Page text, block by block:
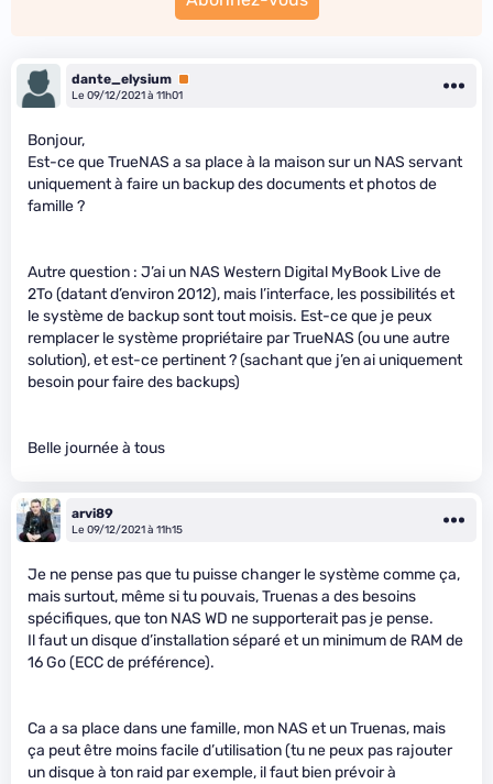
dante_elysium Premium
Le 09/12/2021 à 11h01
Bonjour,
Est-ce que TrueNAS a sa place à la maison sur un NAS servant
uniquement à faire un backup des documents et photos de
famille ?
Autre question : J’ai un NAS Western Digital MyBook Live de
2To (datant d’environ 2012), mais l’interface, les possibilités et
le système de backup sont tout moisis. Est-ce que je peux
remplacer le système propriétaire par TrueNAS (ou une autre
solution), et est-ce pertinent ? (sachant que j’en ai uniquement
besoin pour faire des backups)
Belle journée à tous
arvi89
Le 09/12/2021 à 11h15
Je ne pense pas que tu puisse changer le système comme ça,
mais surtout, même si tu pouvais, Truenas a des besoins
spécifiques, que ton NAS WD ne supporterait pas je pense.
Il faut un disque d’installation séparé et un minimum de RAM de
16 Go (ECC de préférence).
Ca a sa place dans une famille, mon NAS et un Truenas, mais
ça peut être moins facile d’utilisation (tu ne peux pas rajouter
un disque à ton raid par exemple, il faut bien prévoir à